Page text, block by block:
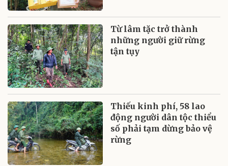
Từ lâm tặc trở thành
những người giữ rừng
tận tụy
Thiếu kinh phí, 58 lao
động người dân tộc thiểu
số phải tạm dừng bảo vệ
rừng